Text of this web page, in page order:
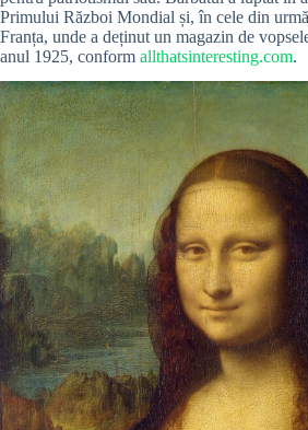
Primului Război Mondial și, în cele din
Franța, unde a deținut un magazin de
anul 1925, conform allthatsinteresting.com.